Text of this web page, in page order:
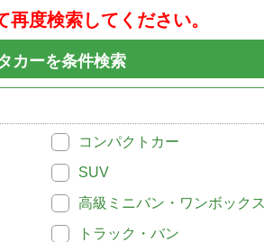
再度検索してください。
カーを条件検索
コンパクトカー
SUV
高級ミニバン・ワンボックス
トラック・バン